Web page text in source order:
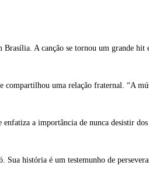
A canção se tornou um grande
compartilhou uma relação fraternal. “A
a importância de nunca desistir
história é um testemunho de